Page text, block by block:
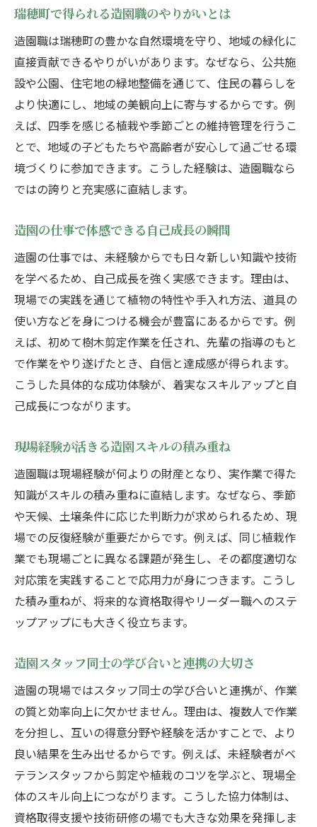
瑞穂町で得られる造園職のやりがいとは
造園職は瑞穂町の豊かな自然環境を守り、地域の緑化に
直接貢献できるやりがいがあります。なぜなら、公共施
設や公園、住宅地の緑地整備を通じて、住民の暮らしを
より快適にし、地域の美観向上に寄与するからです。例
えば、四季を感じる植栽や季節ごとの維持管理を行うこ
とで、地域の子どもたちや高齢者が安心して過ごせる環
境づくりに参加できます。こうした経験は、造園職なら
ではの誇りと充実感に直結します。
造園の仕事で体感できる自己成長の瞬間
造園の仕事では、未経験からでも日々新しい知識や技術
を学べるため、自己成長を強く実感できます。理由は、
現場での実践を通じて植物の特性や手入れ方法、道具の
使い方などを身につける機会が豊富にあるからです。例
えば、初めて樹木剪定作業を任され、先輩の指導のもと
で作業をやり遂げたとき、自信と達成感が得られます。
こうした具体的な成功体験が、着実なスキルアップと自
己成長につながります。
現場経験が活きる造園スキルの積み重ね
造園職は現場経験が何よりの財産となり、実作業で得た
知識がスキルの積み重ねに直結します。なぜなら、季節
や天候、土壌条件に応じた判断力が求められるため、現
場での反復経験が重要だからです。例えば、同じ植栽作
業でも現場ごとに異なる課題が発生し、その都度適切な
対応策を実践することで応用力が身につきます。こうし
た積み重ねが、将来的な資格取得やリーダー職へのステ
ップアップにも大きく役立ちます。
造園スタッフ同士の学び合いと連携の大切さ
造園の現場ではスタッフ同士の学び合いと連携が、作業
の質と効率向上に欠かせません。理由は、複数人で作業
を分担し、互いの得意分野や経験を活かすことで、より
良い結果を生み出せるからです。例えば、未経験者がベ
テランスタッフから剪定や植栽のコツを学ぶと、現場全
体のスキル向上につながります。こうした協力体制は、
資格取得支援や技術研修の場でも大きな効果を発揮しま